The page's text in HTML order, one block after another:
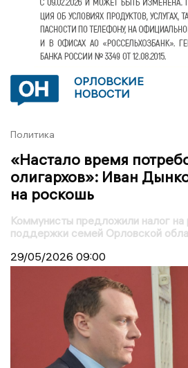
ОРЛОВСКИЕ
НОВОСТИ
Политика
«Настало время
олигархов»: Иван
на роскошь
Коммунисты предложили налог
поддержки семей Орловской
29/05/2026 09:00